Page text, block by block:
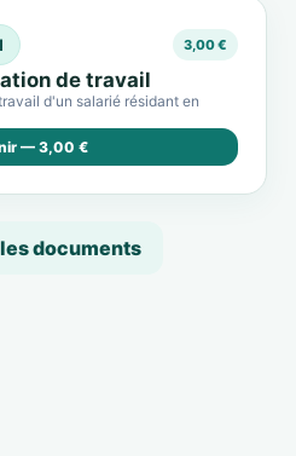
3,00 €
de travail
d'un salarié résidant en
— 3,00 €
documents